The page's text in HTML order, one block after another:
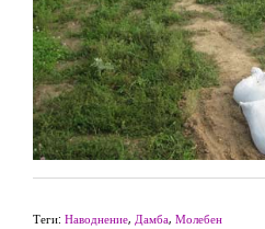
Теги: Наводнение, Дамба, Молебен